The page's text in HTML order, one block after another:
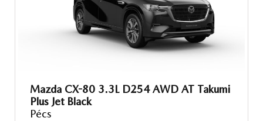
Mazda CX-80 3.3L D254 AWD AT Takumi
Plus Jet Black
Pécs